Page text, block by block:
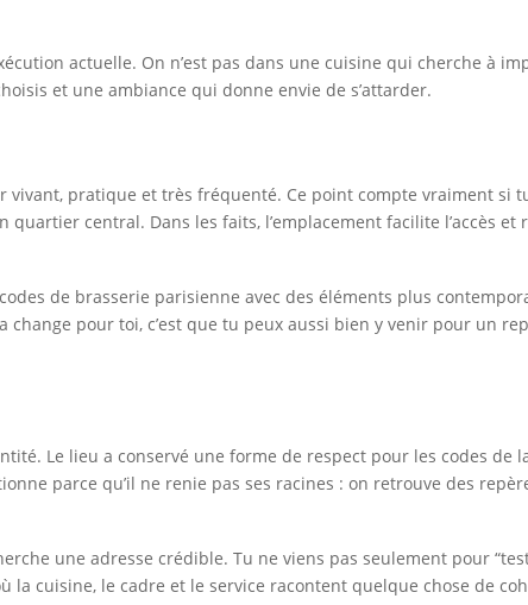
actuelle. On n’est pas dans une cuisine qui cherche à
et une ambiance qui donne envie de s’attarder.
vivant, pratique et très fréquenté. Ce point compte vraiment si
central. Dans les faits, l’emplacement facilite l’accès
de brasserie parisienne avec des éléments plus
pour toi, c’est que tu peux aussi bien y venir pour un
Le lieu a conservé une forme de respect pour les codes de
parce qu’il ne renie pas ses racines : on retrouve des
une adresse crédible. Tu ne viens pas seulement pour
cuisine, le cadre et le service racontent quelque chose de